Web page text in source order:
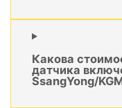
Какова
датчика
SsangYong/